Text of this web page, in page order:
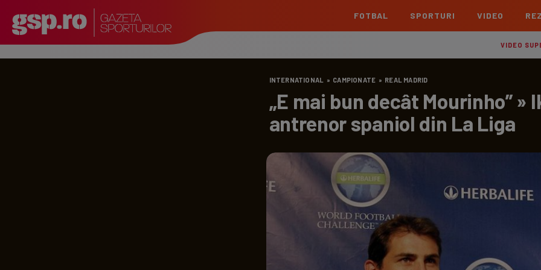
FOTBAL
Echipe Meciuri
Liga 2
Echipe Meciuri Clasament
Echipe Meciuri
TOATE ȘTIRILE Echipe
SPORTURI VIDEO
VIDEO
INTERNATIONAL » CAMPIONATE » REAL MADRID
„E mai bun decât Mourinho” »
antrenor spaniol din La Liga